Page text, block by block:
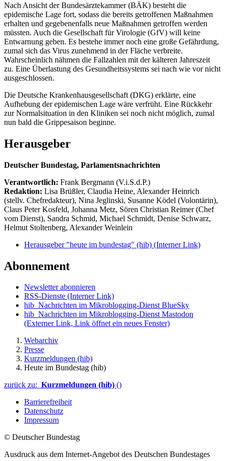
Nach Ansicht der Bundesärztekammer (BÄK) besteht die
epidemische Lage fort, sodass die bereits getroffenen Maßnahmen
erhalten und gegebenenfalls neue Maßnahmen getroffen werden
müssten. Auch die Gesellschaft für Virologie (GfV) will keine
Entwarnung geben. Es bestehe immer noch eine große Gefährdung,
zumal sich das Virus zunehmend in der Fläche verbreite.
Wahrscheinlich nähmen die Fallzahlen mit der kälteren Jahreszeit
zu. Eine Überlastung des Gesundheitssystems sei nach wie vor nicht
ausgeschlossen.
Die Deutsche Krankenhausgesellschaft (DKG) erklärte, eine
Aufhebung der epidemischen Lage wäre verfrüht. Eine Rückkehr
zur Normalsituation in den Kliniken sei noch nicht möglich, zumal
nun bald die Grippesaison beginne.
Herausgeber
Deutscher Bundestag, Parlamentsnachrichten
Verantwortlich: Frank Bergmann (V.i.S.d.P.)
Redaktion: Lisa Brüßler, Claudia Heine, Alexander Heinrich
(stellv. Chefredakteur), Nina Jeglinski, Susanne Ködel (Volontärin),
Claus Peter Kosfeld, Johanna Metz, Sören Christian Reimer (Chef
vom Dienst), Sandra Schmid, Michael Schmidt, Denise Schwarz,
Helmut Stoltenberg, Alexander Weinlein
Herausgeber "heute im bundestag" (hib) (Interner Link)
Abonnement
Newsletter abonnieren
RSS-Dienste (Interner Link)
hib_Nachrichten im Mikroblogging-Dienst BlueSky
hib_Nachrichten im Mikroblogging-Dienst Mastodon
(Externer Link, Link öffnet ein neues Fenster)
Webarchiv
Presse
Kurzmeldungen (hib)
Heute im Bundestag (hib)
zurück zu: Kurzmeldungen (hib) ()
Barrierefreiheit
Datenschutz
Impressum
© Deutscher Bundestag
Ausdruck aus dem Internet-Angebot des Deutschen Bundestages